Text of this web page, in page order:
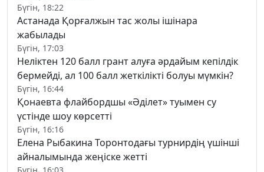
Бүгін, 18:22
Астанада Қорғалжын тас жолы ішінара
жабылады
Бүгін, 17:03
Неліктен 120 балл грант алуға әрдайым кепілдік
бермейді, ал 100 балл жеткілікті болуы мүмкін?
Бүгін, 16:44
Қонаевта флайбордшы «Әділет» туымен су
үстінде шоу көрсетті
Бүгін, 16:16
Елена Рыбакина Торонтодағы турнирдің үшінші
айналымында жеңіске жетті